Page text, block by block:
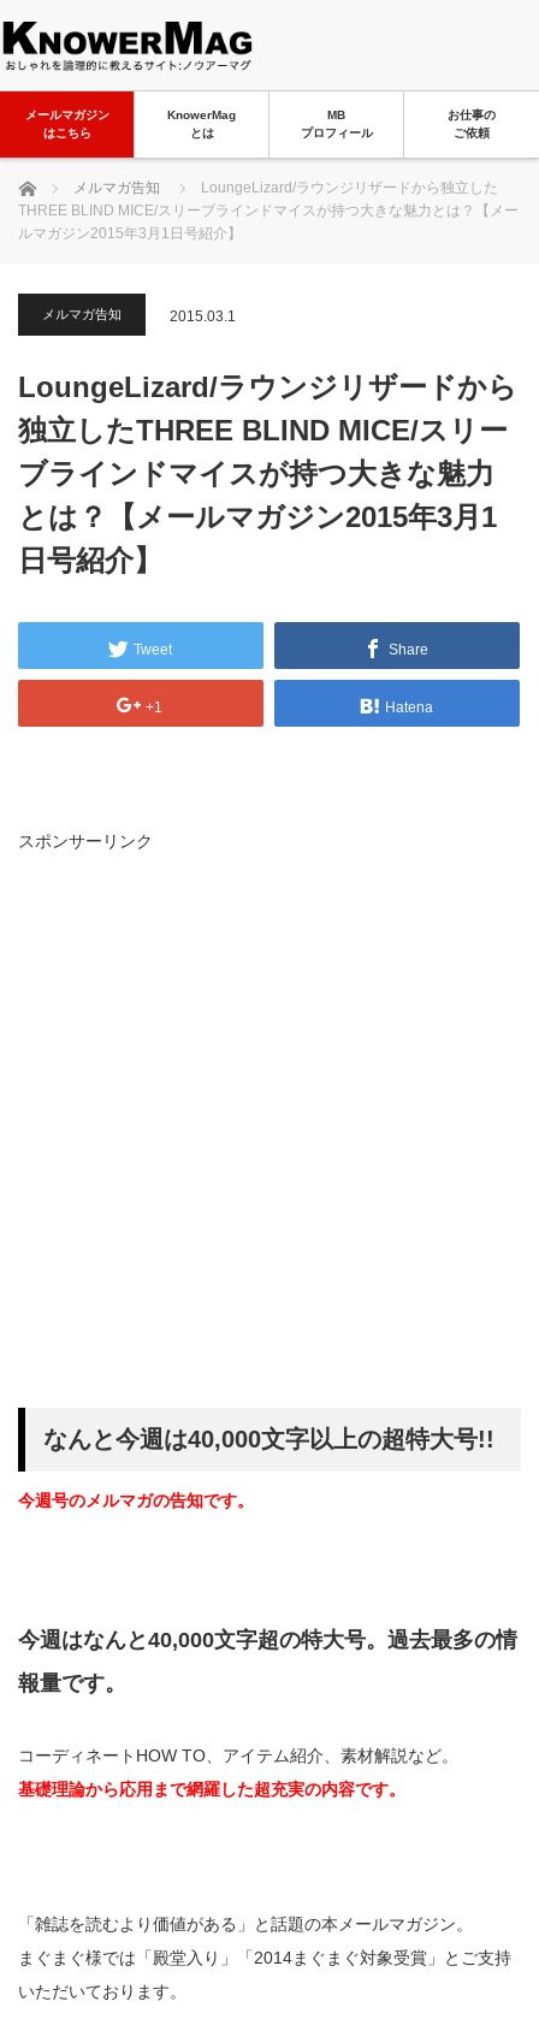
メールマガジン
はこちら
KnowerMag
とは
MB
プロフィール
お仕事の
ご依頼
ホーム メルマガ告知
LoungeLizard/ラウンジリザードから独立した
THREE BLIND MICE/スリーブラインドマイスが持つ大きな魅力とは？【メー
ルマガジン2015年3月1日号紹介】
メルマガ告知 2015.03.1
LoungeLizard/ラウンジリザードから
独立したTHREE BLIND MICE/スリー
ブラインドマイスが持つ大きな魅力
とは？【メールマガジン2015年3月1
日号紹介】
Tweet Share
+1 Hatena
スポンサーリンク
なんと今週は40,000文字以上の超特大号!!
今週号のメルマガの告知です。
今週はなんと40,000文字超の特大号。過去最多の情
報量です。
コーディネートHOW TO、アイテム紹介、素材解説など。
基礎理論から応用まで網羅した超充実の内容です。
「雑誌を読むより価値がある」と話題の本メールマガジン。
まぐまぐ様では「殿堂入り」「2014まぐまぐ対象受賞」とご支持
いただいております。